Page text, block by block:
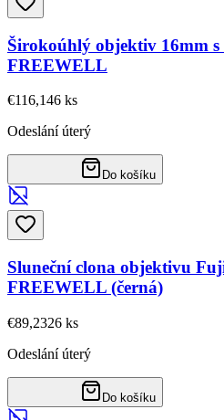
Širokoúhlý objektiv 16mm s
FREEWELL
€116,146 ks
Odeslání úterý
Do košíku
Sluneční clona objektivu
FREEWELL (černá)
€89,2326 ks
Odeslání úterý
Do košíku